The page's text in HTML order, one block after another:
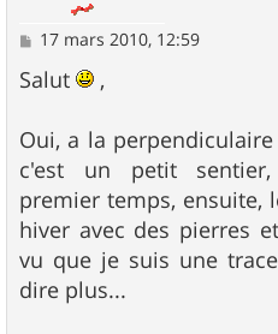
M
s
s
g
e
17 mars 2010, 12:59
Salut ,
Oui, a la
c'est un petit
premier temps, ensuite,
hiver avec des pierres
vu que je suis une trace
dire plus...